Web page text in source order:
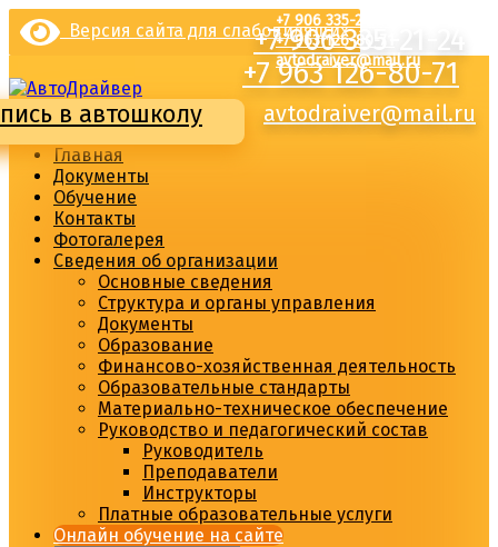
Перейти
содержимому
Версия сайта для слабовидящих+7 906 335-21-24
+7 963 126-80-71
avtodraiver@mail.ru
в автошколу
Главная
Документы
Обучение
Контакты
Фотогалерея
Сведения об организации
Основные сведения
Структура и органы управления
Документы
Образование
Финансово-хозяйственная деятельность
Образовательные стандарты
Материально-техническое обеспечение
Руководство и педагогический состав
Руководитель
Преподаватели
Инструкторы
Платные образовательные услуги
Онлайн обучение на сайте
+7 906 335-21-24
+7 963 126-80-71
avtodraiver@mail.ru